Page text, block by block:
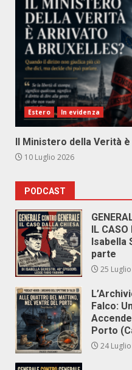
Estero In evidenza
Il Ministero della Verità
10 Luglio 2026
PODCAST
IL CASO
Isabella
parte
25
Falco:
Porto
24